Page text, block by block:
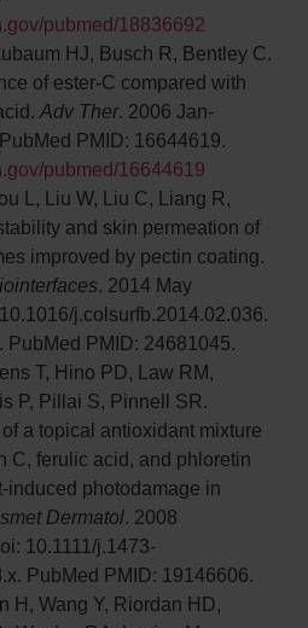
pubmed/18836692
HJ, Busch R, Bentley C.
of ester-C compared with
Adv Ther. 2006 Jan-
PMID: 16644619.
pubmed/16644619
L, Liu W, Liu C, Liang R,
and skin permeation of
improved by pectin coating.
. 2014 May
j.colsurfb.2014.02.036.
PubMed PMID: 24681045.
T, Hino PD, Law RM,
P, Pillai S, Pinnell SR.
a topical antioxidant mixture
C, ferulic acid, and phloretin
induced photodamage in
Dermatol. 2008
10.1111/j.1473-
PubMed PMID: 19146606.
H, Wang Y, Riordan HD,